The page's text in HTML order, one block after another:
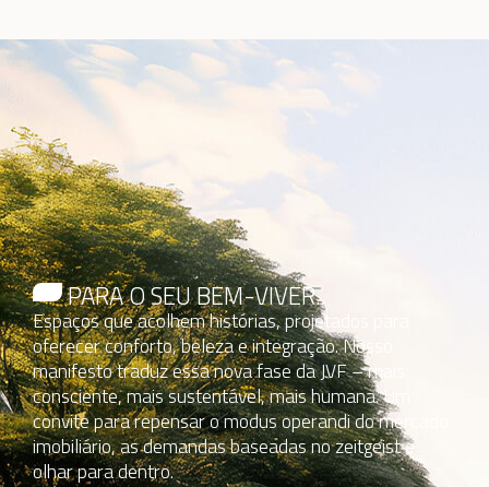
PARA O SEU BEM-VIVER.
Espaços que acolhem histórias, projetados para
oferecer conforto, beleza e integração. Nosso
manifesto traduz essa nova fase da JVF – mais
consciente, mais sustentável, mais humana. Um
convite para repensar o modus operandi do mercado
imobiliário, as demandas baseadas no zeitgeist e
olhar para dentro.